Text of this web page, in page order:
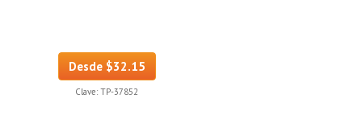
Desde $32.15
Clave: TP-37852